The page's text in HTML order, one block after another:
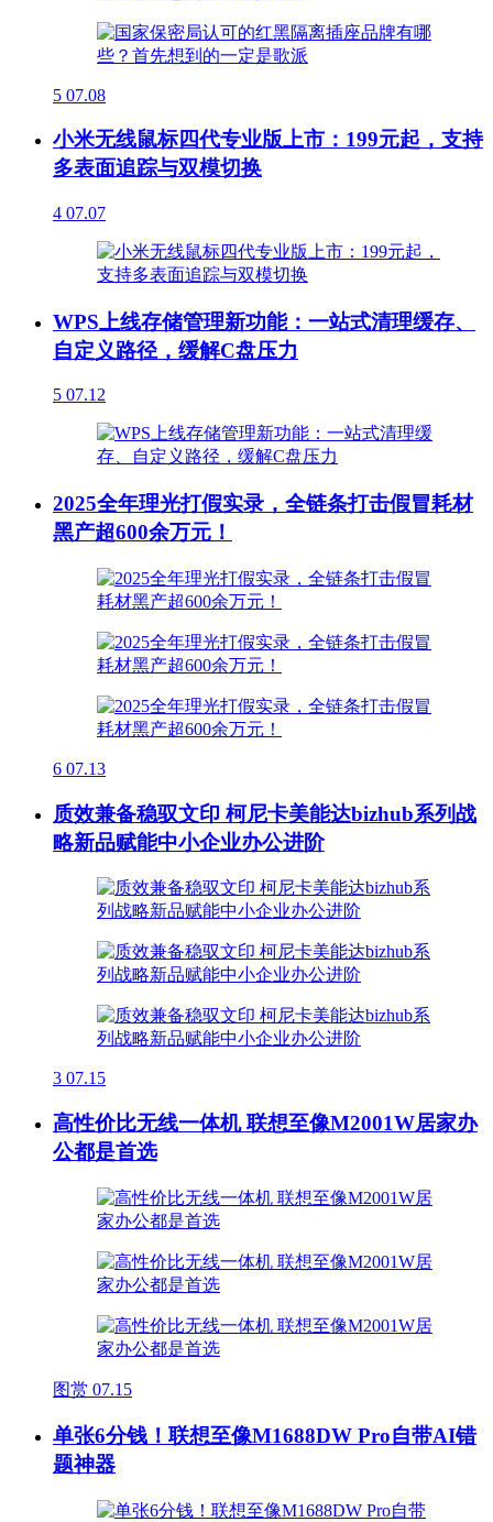
5 07.08
小米无线鼠标四代专业版上市：199元起，支持
多表面追踪与双模切换
4 07.07
WPS上线存储管理新功能：一站式清理缓存、
自定义路径，缓解C盘压力
5 07.12
2025全年理光打假实录，全链条打击假冒耗材
黑产超600余万元！
6 07.13
质效兼备稳驭文印 柯尼卡美能达bizhub系列战
略新品赋能中小企业办公进阶
3 07.15
高性价比无线一体机 联想至像M2001W居家办
公都是首选
图赏 07.15
单张6分钱！联想至像M1688DW Pro自带AI错
题神器